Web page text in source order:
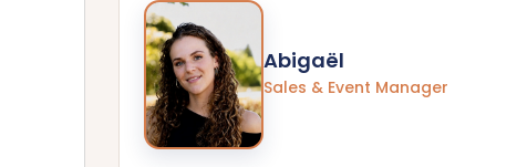
Abigaël
Sales & Event Manager